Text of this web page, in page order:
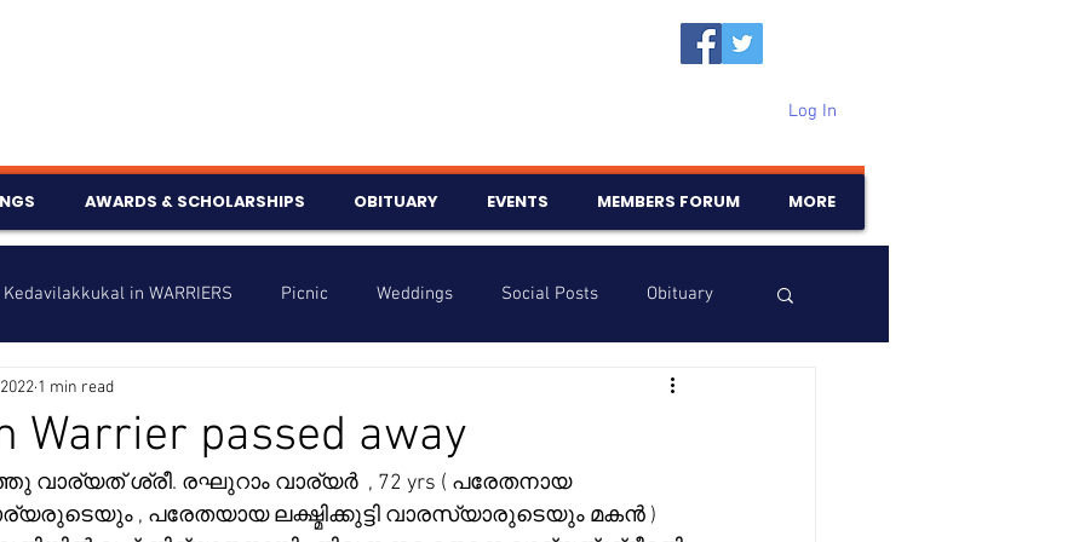
Log In
AWARDS & SCHOLARSHIPS OBITUARY EVENTS MEMBERS FORUM MORE
Kedavilakkukal in WARRIERS Picnic Weddings Social Posts Obituary
Info Birthdays
Warrier passed away
1 min read
വാര്യത് ശ്രീ. രഘുറാം വാര്യർ  , 72 yrs ( പരേതനായ
, പരേതയായ ലക്ഷ്മിക്കുട്ടി വാരസ്യാരുടെയും മകൻ )